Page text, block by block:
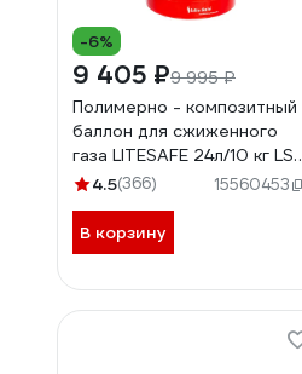
-6%
9 405 ₽9 995 ₽
Полимерно - композитный
баллон для сжиженного
газа LITESAFE 24л/10 кг LS
24L4.5(366) 15560453
В корзину